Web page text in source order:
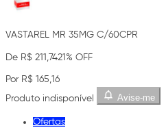
VASTAREL MR 35MG C/60CPR
De R$ 211,7421% OFF
Por R$ 165,16
Produto indisponível
Avise-me
Ofertas